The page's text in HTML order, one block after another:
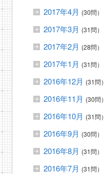
2017年4月 (30問）
2017年3月 (31問）
2017年2月 (28問）
2017年1月 (31問）
2016年12月 (31問）
2016年11月 (30問）
2016年10月 (31問）
2016年9月 (30問）
2016年8月 (31問）
2016年7月 (31問）